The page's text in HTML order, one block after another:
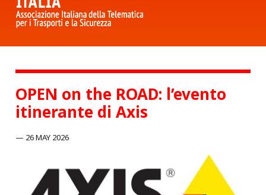
OPEN on the ROAD: l’evento
itinerante di Axis
26 MAY 2026